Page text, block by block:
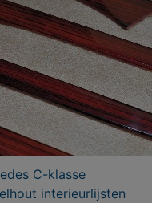
C-klasse
interieurlijsten